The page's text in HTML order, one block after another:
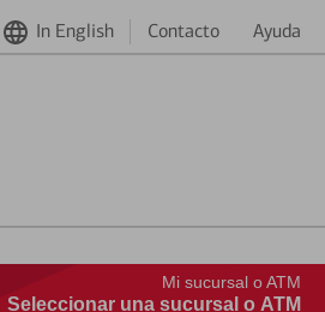
In English Contacto Ayuda
Mi sucursal o ATM
Seleccionar una sucursal o ATM